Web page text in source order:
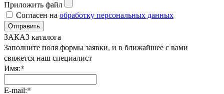
Приложить файл
Согласен на обработку персональных данных
Отправить
ЗАКАЗ каталога
Заполните поля формы заявки, и в ближайшее с вами
свяжется наш специалист
Имя:*
E-mail:*